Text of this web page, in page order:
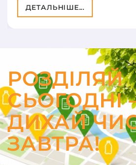
ДЕТАЛЬНІШЕ...
РОЗДІЛЯЙ
СЬОГОДНІ
ДИХАЙ
ЗАВТРА!